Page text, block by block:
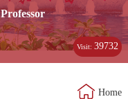
Professor
Visit:39732
Home